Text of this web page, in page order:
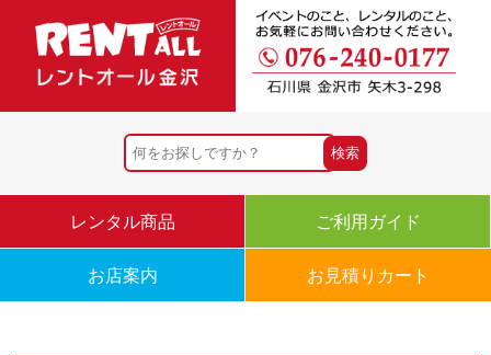
レンタル商品 ご利用ガイド
お店案内 お見積りカート